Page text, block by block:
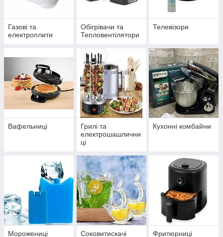
Газові та
електроплити
Обігрівачи та
Тепловентілятори
Телевізори
Вафельниці
Грилі та
електрошашлични
ці
Кухонні комбайни
Морожениці Соковитискачі Фритюрниці